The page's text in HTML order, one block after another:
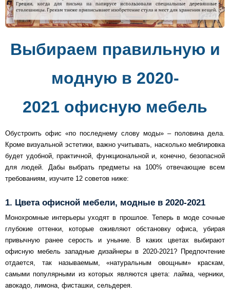
Выбираем правильную и
модную в 2020-
2021 офисную мебель
Обустроить офис «по последнему слову моды» – половина дела.
Кроме визуальной эстетики, важно учитывать, насколько меблировка
будет удобной, практичной, функциональной и, конечно, безопасной
для людей. Дабы выбрать предметы на 100% отвечающие всем
требованиям, изучите 12 советов ниже:
1. Цвета офисной мебели, модные в 2020-2021
Монохромные интерьеры уходят в прошлое. Теперь в моде сочные
глубокие оттенки, которые оживляют обстановку офиса, убирая
привычную ранее серость и уныние. В каких цветах выбирают
офисную мебель западные дизайнеры в 2020-2021? Предпочтение
отдается, так называемым, «натуральным овощным» краскам,
самыми популярными из которых являются цвета: лайма, черники,
авокадо, лимона, фисташки, сельдерея.